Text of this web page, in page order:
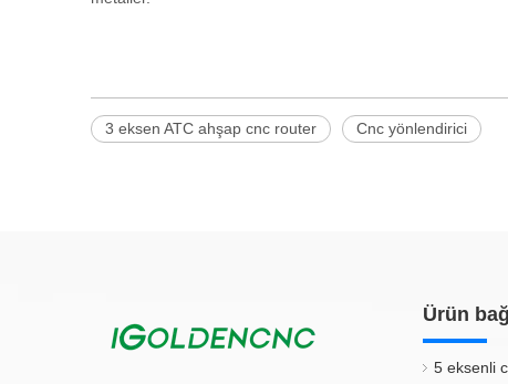
3 eksen ATC ahşap cnc router Cnc yönlendirici
Ürün
5 eksenli